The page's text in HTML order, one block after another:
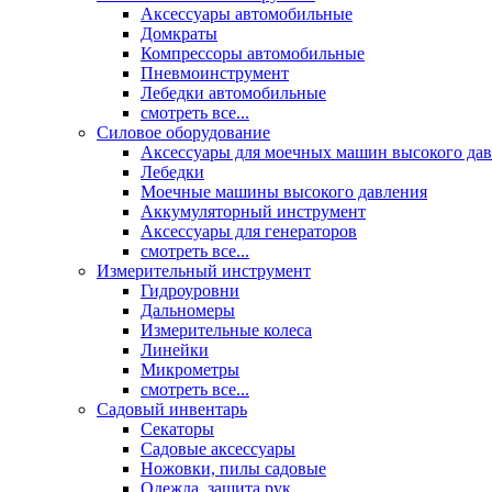
Аксессуары автомобильные
Домкраты
Компрессоры автомобильные
Пневмоинструмент
Лебедки автомобильные
смотреть все...
Силовое оборудование
Аксессуары для моечных машин высокого
Лебедки
Моечные машины высокого давления
Аккумуляторный инструмент
Аксессуары для генераторов
смотреть все...
Измерительный инструмент
Гидроуровни
Дальномеры
Измерительные колеса
Линейки
Микрометры
смотреть все...
Садовый инвентарь
Секаторы
Садовые аксессуары
Ножовки, пилы садовые
Одежда, защита рук